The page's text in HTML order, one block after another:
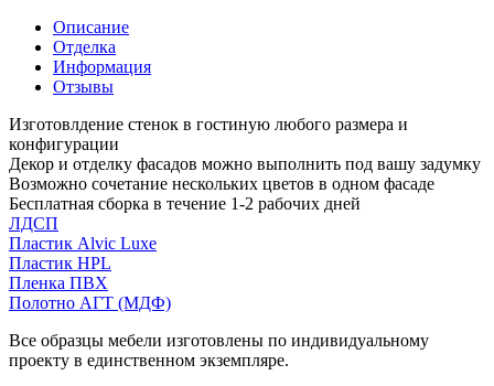
Описание
Отделка
Информация
Отзывы
Изготовлдение стенок в гостиную любого размера и
конфигурации
Декор и отделку фасадов можно выполнить под вашу задумку
Возможно сочетание нескольких цветов в одном фасаде
Бесплатная сборка в течение 1-2 рабочих дней
ЛДСП
Пластик Alvic Luxe
Пластик HPL
Пленка ПВХ
Полотно АГТ (МДФ)
Все образцы мебели изготовлены по индивидуальному
проекту в единственном экземпляре.